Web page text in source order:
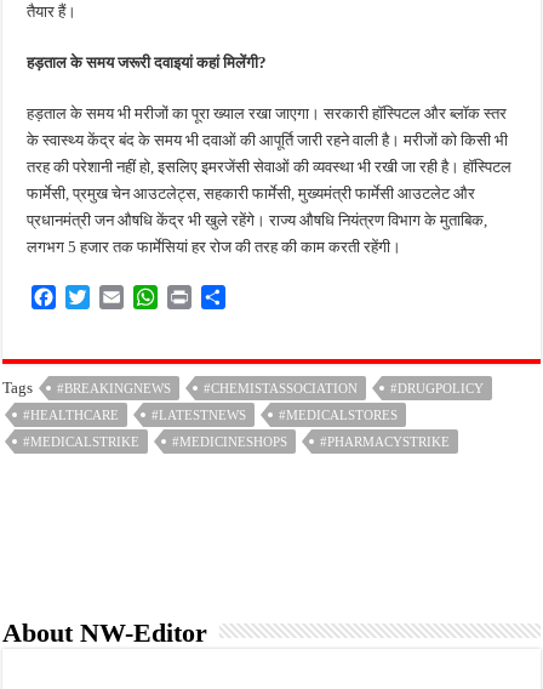
तैयार हैं।
हड़ताल के समय जरूरी दवाइयां कहां मिलेंगी?
हड़ताल के समय भी मरीजों का पूरा ख्याल रखा जाएगा। सरकारी हॉस्पिटल और ब्लॉक स्तर
के स्वास्थ्य केंद्र बंद के समय भी दवाओं की आपूर्ति जारी रहने वाली है। मरीजों को किसी भी
तरह की परेशानी नहीं हो, इसलिए इमरजेंसी सेवाओं की व्यवस्था भी रखी जा रही है। हॉस्पिटल
फार्मेसी, प्रमुख चेन आउटलेट्स, सहकारी फार्मेसी, मुख्यमंत्री फार्मेसी आउटलेट और
प्रधानमंत्री जन औषधि केंद्र भी खुले रहेंगे। राज्य औषधि नियंत्रण विभाग के मुताबिक,
लगभग 5 हजार तक फार्मेसियां हर रोज की तरह की काम करती रहेंगी।
e
b
o
o
t
t
e
r
i
l
W
t
s
A
p
n
t
r
e
Tags #BREAKINGNEWS #CHEMISTASSOCIATION
#DRUGPOLICY
#HEALTHCARE
#LATESTNEWS
#MEDICALSTORES
#MEDICALSTRIKE
#MEDICINESHOPS #PHARMACYSTRIKE
About NW-Editor